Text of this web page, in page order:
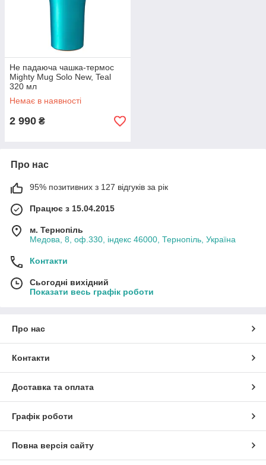
Не падаюча чашка-термос
Mighty Mug Solo New, Teal
320 мл
Немає в наявності
2 990 ₴
Про нас
95% позитивних з 127 відгуків за рік
Працює з 15.04.2015
м. Тернопіль
Медова, 8, оф.330, індекс 46000, Тернопіль, Україна
Контакти
Сьогодні вихідний
Показати весь графік роботи
Про нас
Контакти
Доставка та оплата
Графік роботи
Повна версія сайту